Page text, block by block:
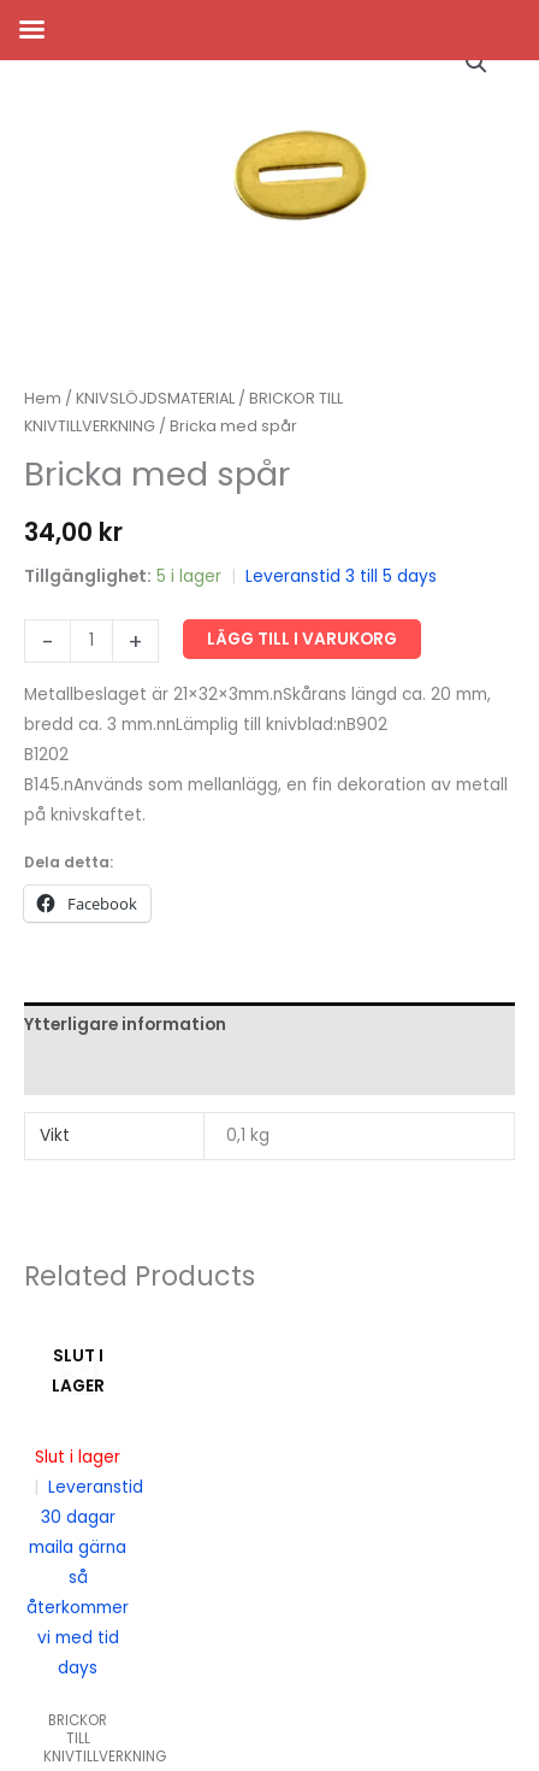
Hem / KNIVSLÖJDSMATERIAL / BRICKOR TILL
KNIVTILLVERKNING / Bricka med spår
Bricka med spår
34,00 kr
Tillgänglighet: 5 i lager | Leveranstid 3 till 5 days
-
med
spår
mängd
+ LÄGG TILL I VARUKORG
Metallbeslaget är 21×32×3mm.nSkårans längd ca. 20 mm,
bredd ca. 3 mm.nnLämplig till knivblad:nB902
B1202
B145.nAnvänds som mellanlägg, en fin dekoration av metall
på knivskaftet.
Dela detta:
Facebook
Ytterligare information
Vikt 0,1 kg
Related Products
SLUT I
LAGER
Slut i lager
| Leveranstid
30 dagar
maila gärna
så
återkommer
vi med tid
days
BRICKOR
TILL
KNIVTILLVERKNING